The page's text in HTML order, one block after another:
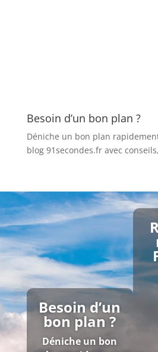
Besoin d’un bon plan ?
Déniche un bon plan
blog 91secondes.fravec
Besoin d’un
bon plan ?
Déniche un bon